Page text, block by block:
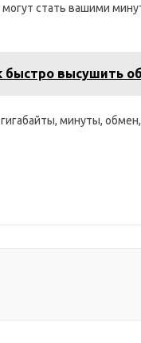
стать вашими
быстро высушить
минуты,